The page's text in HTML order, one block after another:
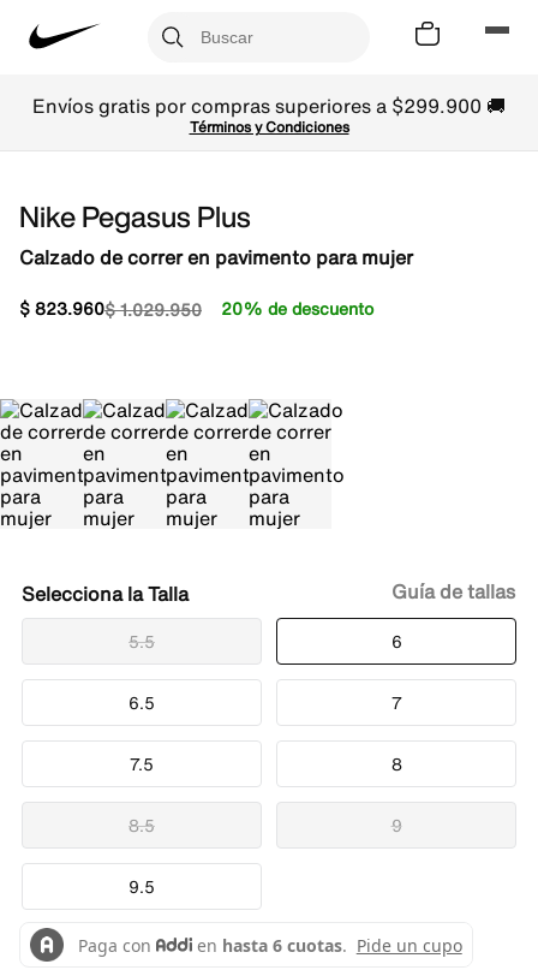
Envíos gratis por compras superiores a $299.900 🚚
Términos y Condiciones
Nike Pegasus Plus
Calzado de correr en pavimento para mujer
$1.029.950
$823.960 20% de descuento
Talla
5.5 6
6.5 7
7.5 8
8.5 9
9.5
Guía de tallas